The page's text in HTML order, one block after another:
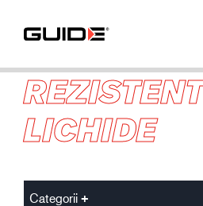
LICHIDE
Categorii